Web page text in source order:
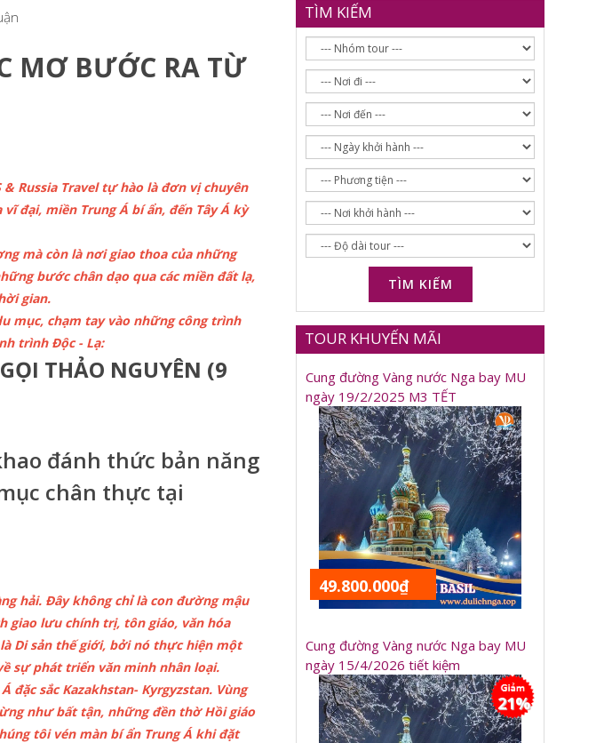
MƠ BƯỚC RA TỪ
Russia Travel tự hào là đơn vị chuyên
đại, miền Trung Á bí ẩn, đến Tây Á kỳ
mà còn là nơi giao thoa của những
bước chân dạo qua các miền đất lạ,
gian.
mục, chạm tay vào những công trình
trình Độc - Lạ:
THẢO NGUYÊN (9
đánh thức bản năng
chân thực tại
hải. Đây không chỉ là con đường mậu
giao lưu chính trị, tôn giáo, văn hóa
Di sản thế giới, bởi nó thực hiện một
sự phát triển văn minh nhân loại.
sắc Kazakhstan- Kyrgyzstan. Vùng
như bất tận, những đền thờ Hồi giáo
tôi vén màn bí ẩn Trung Á khi đặt
TÌM KIẾM
TÌM KIẾM
TOUR KHUYẾN MÃI
Cung đường Vàng nước Nga bay MU
ngày 19/2/2025 M3 TẾT
49.800.000₫
Cung đường Vàng nước Nga bay MU
ngày 15/4/2026 tiết kiệm
21%